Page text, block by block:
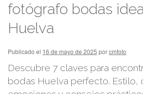
fotógrafo bodas
Huelva
Publicado el 16 de mayo de 2025 porcmfoto
Descubre 7 claves para
bodas Huelva perfecto. Estilo,